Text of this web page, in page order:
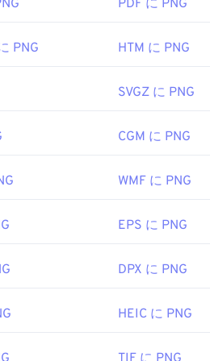
ザで簡単に表示できます。PNGフ
Adobe Photoshopなどの代替プ
興味深い機能の一つは、画像に透
PDF に PNG
PNG HTM に PNG
SVGZ に PNG
CGM に PNG
WMF に PNG
EPS に PNG
DPX に PNG
HEIC に PNG